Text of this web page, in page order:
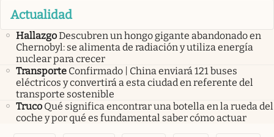
Actualidad
HallazgoDescubren un hongo gigante abandonado en
Chernobyl: se alimenta de radiación y utiliza energía
nuclear para crecer
Transporte Confirmado | China enviará 121 buses
eléctricos y convertirá a esta ciudad en referente del
transporte sostenible
Truco Qué significa encontrar una botella en la rueda del
coche y por qué es fundamental saber cómo actuar